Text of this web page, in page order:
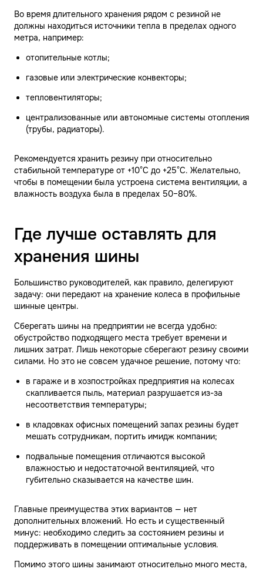
Во время длительного хранения рядом с резиной не
должны находиться источники тепла в пределах одного
метра, например:
отопительные котлы;
газовые или электрические конвекторы;
тепловентиляторы;
централизованные или автономные системы отопления
(трубы, радиаторы).
Рекомендуется хранить резину при относительно
стабильной температуре от +10°C до +25°C. Желательно,
чтобы в помещении была устроена система вентиляции, а
влажность воздуха была в пределах 50–80%.
Где лучше оставлять для
хранения шины
Большинство руководителей, как правило, делегируют
задачу: они передают на хранение колеса в профильные
шинные центры.
Сберегать шины на предприятии не всегда удобно:
обустройство подходящего места требует времени и
лишних затрат. Лишь некоторые сберегают резину своими
силами. Но это не совсем удачное решение, потому что:
в гараже и в хозпостройках предприятия на колесах
скапливается пыль, материал разрушается из-за
несоответствия температуры;
в кладовках офисных помещений запах резины будет
мешать сотрудникам, портить имидж компании;
подвальные помещения отличаются высокой
влажностью и недостаточной вентиляцией, что
губительно сказывается на качестве шин.
Главные преимущества этих вариантов — нет
дополнительных вложений. Но есть и существенный
минус: необходимо следить за состоянием резины и
поддерживать в помещении оптимальные условия.
Помимо этого шины занимают относительно много места,